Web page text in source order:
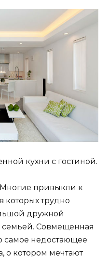
кухни с гостиной.
Многие привыкли к
которых трудно
дружной
семьей. Совмещенная
самое недостающее
о котором мечтают